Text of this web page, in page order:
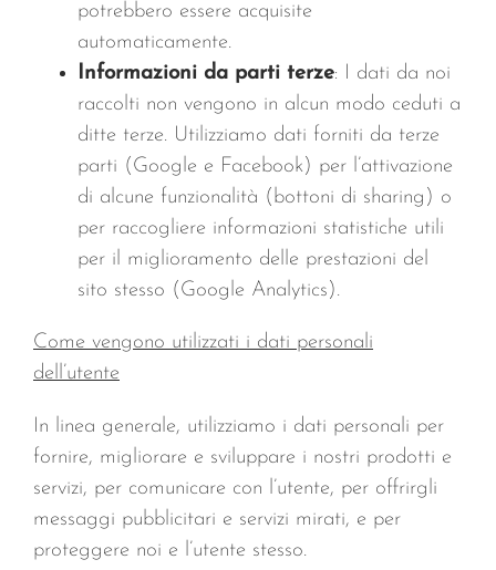
potrebbero essere acquisite
automaticamente.
Informazioni da parti terze: I dati da noi
raccolti non vengono in alcun modo ceduti a
ditte terze. Utilizziamo dati forniti da terze
parti (Google e Facebook) per l’attivazione
di alcune funzionalità (bottoni di sharing) o
per raccogliere informazioni statistiche utili
per il miglioramento delle prestazioni del
sito stesso (Google Analytics).
Come vengono utilizzati i dati personali
dell’utente
In linea generale, utilizziamo i dati personali per
fornire, migliorare e sviluppare i nostri prodotti e
servizi, per comunicare con l’utente, per offrirgli
messaggi pubblicitari e servizi mirati, e per
proteggere noi e l’utente stesso.